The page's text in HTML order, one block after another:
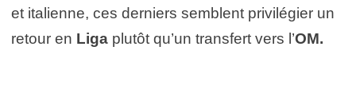
et italienne, ces derniers semblent privilégier un
retour en Liga plutôt qu’un transfert vers l’OM.